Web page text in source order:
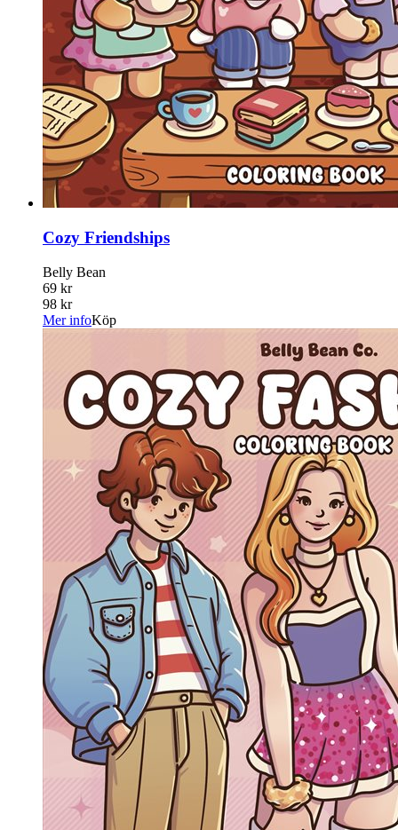
Cozy Friendships
Belly Bean
69 kr
98 kr
Mer infoKöp